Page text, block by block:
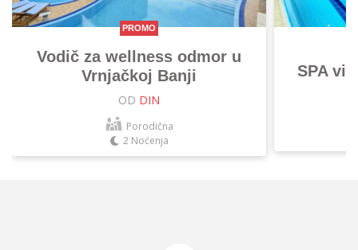
PROMO
Vodič za wellness odmor u
Vrnjačkoj Banji
OD DIN
Porodična
2 Noćenja
SPA